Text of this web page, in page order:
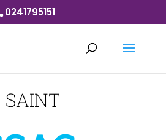
0241795151
SAINT